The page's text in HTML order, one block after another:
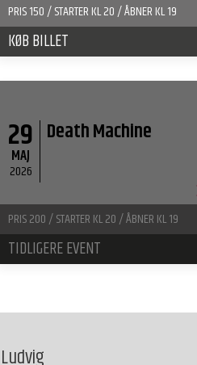
PRIS 150 / STARTER KL 20 / ÅBNER KL 19
KØB BILLET
29
MAJ
2026
Death Machine
PRIS 200 / STARTER KL 20 / ÅBNER KL 19
TIDLIGERE EVENT